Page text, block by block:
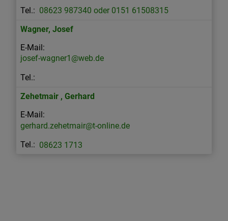
08623 987340 oder 0151 61508315
Wagner, Josef
josef-wagner1@web.de
Zehetmair , Gerhard
gerhard.zehetmair@t-online.de
08623 1713